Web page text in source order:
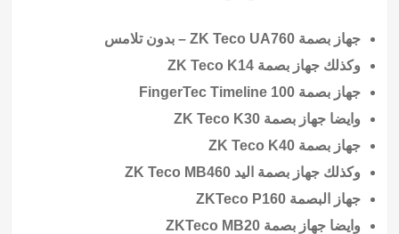
جهاز بصمة ZK Teco UA760 – بدون تلامس
وكذلك جهاز بصمة ZK Teco K14
جهاز بصمة FingerTec Timeline 100
وايضا جهاز بصمة ZK Teco K30
جهاز بصمة ZK Teco K40
وكذلك جهاز بصمة اليد ZK Teco MB460
جهاز البصمة ZKTeco P160
وايضا جهاز بصمة ZKTeco MB20